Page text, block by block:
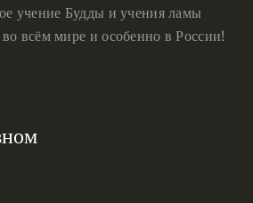
учение Будды и учения ламы
всём мире и особенно в России!